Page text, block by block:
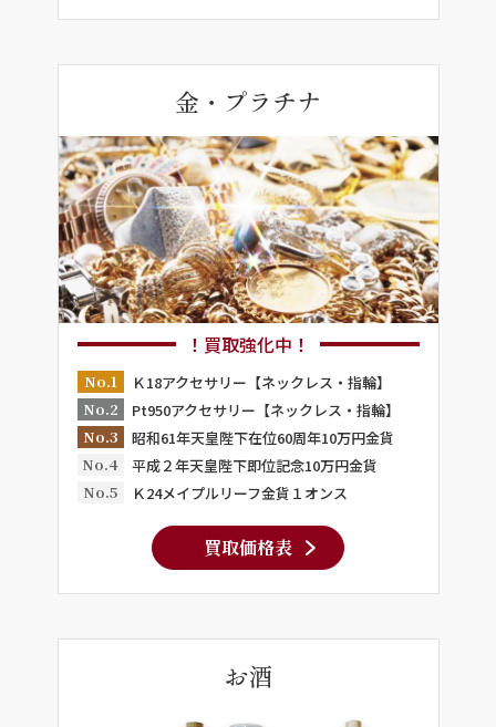
金・プラチナ
！買取強化中！
No.1
Ｋ18アクセサリー【ネックレス・指輪】
No.2
Pt950アクセサリー【ネックレス・指輪】
No.3
昭和61年天皇陛下在位60周年10万円金貨
No.4
平成２年天皇陛下即位記念10万円金貨
No.5
Ｋ24メイプルリーフ金貨１オンス
買取価格表
お酒